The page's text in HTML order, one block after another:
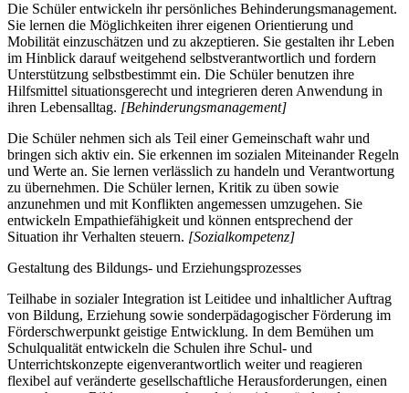
Die Schüler entwickeln ihr persönliches Behinderungsmanagement.
Sie lernen die Möglichkeiten ihrer eigenen Orientierung und
Mobilität einzuschätzen und zu akzeptieren. Sie gestalten ihr Leben
im Hinblick darauf weitgehend selbstverantwortlich und fordern
Unterstützung selbstbestimmt ein. Die Schüler benutzen ihre
Hilfsmittel situationsgerecht und integrieren deren Anwendung in
ihren Lebensalltag. [Behinderungsmanagement]
Die Schüler nehmen sich als Teil einer Gemeinschaft wahr und
bringen sich aktiv ein. Sie erkennen im sozialen Miteinander Regeln
und Werte an. Sie lernen verlässlich zu handeln und Verantwortung
zu übernehmen. Die Schüler lernen, Kritik zu üben sowie
anzunehmen und mit Konflikten angemessen umzugehen. Sie
entwickeln Empathiefähigkeit und können entsprechend der
Situation ihr Verhalten steuern. [Sozialkompetenz]
Gestaltung des Bildungs- und Erziehungsprozesses
Teilhabe in sozialer Integration ist Leitidee und inhaltlicher Auftrag
von Bildung, Erziehung sowie sonderpädagogischer Förderung im
Förderschwerpunkt geistige Entwicklung. In dem Bemühen um
Schulqualität entwickeln die Schulen ihre Schul- und
Unterrichtskonzepte eigenverantwortlich weiter und reagieren
flexibel auf veränderte gesellschaftliche Herausforderungen, einen